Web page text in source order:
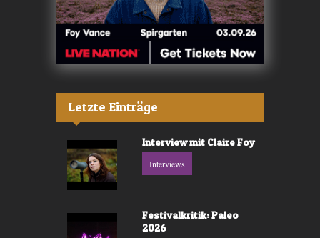
Letzte Einträge
Interview mit Claire Foy
Interviews
Festivalkritik: Paleo
2026